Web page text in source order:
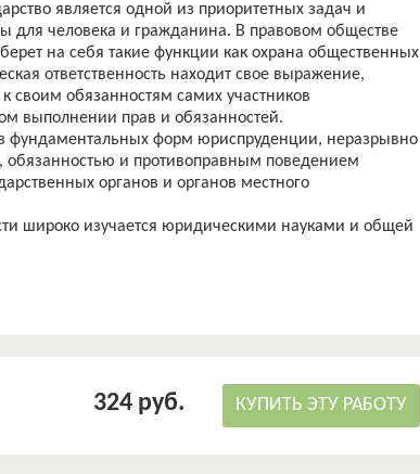
является одной из приоритетных задач и
для человека и гражданина. В правовом обществе
на себя такие функции как охрана общественных
ответственность находит свое выражение,
своим обязанностям самих участников
выполнении прав и обязанностей.
фундаментальных форм юриспруденции, неразрывно
обязанностью и противоправным поведением
органов и органов местного
широко изучается юридическими науками и общей
вопроса посвящено большое количество статей,
324 руб. КУПИТЬ ЭТУ РАБОТУ